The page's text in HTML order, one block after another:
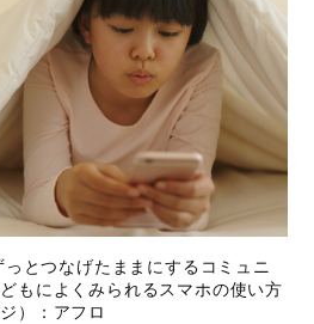
とつなげたままにするコミュニ
もによくみられるスマホの使い方
：アフロ